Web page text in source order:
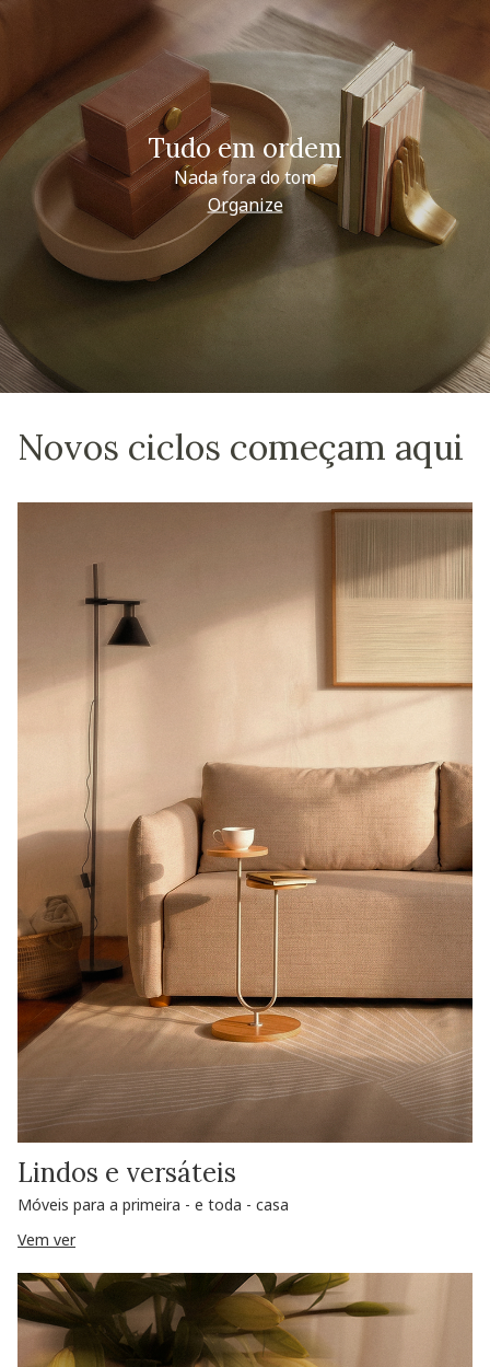
Tudo em ordem
Nada fora do tom
Organize
Novos ciclos começam aqui
Lindos e versáteis
Móveis para a primeira - e toda - casa
Vem ver